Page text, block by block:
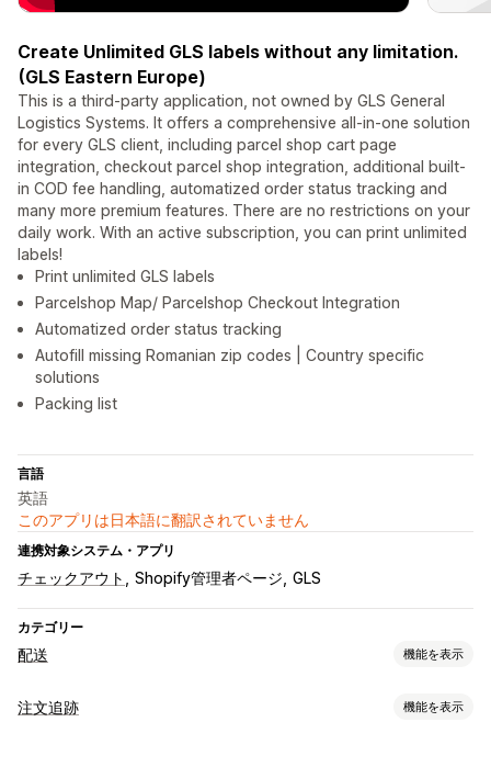
Create Unlimited GLS labels without any limitation.
(GLS Eastern Europe)
This is a third-party application, not owned by GLS General
Logistics Systems. It offers a comprehensive all-in-one solution
for every GLS client, including parcel shop cart page
integration, checkout parcel shop integration, additional built-
in COD fee handling, automatized order status tracking and
many more premium features. There are no restrictions on your
daily work. With an active subscription, you can print unlimited
labels!
Print unlimited GLS labels
Parcelshop Map/ Parcelshop Checkout Integration
Automatized order status tracking
Autofill missing Romanian zip codes | Country specific
solutions
Packing list
言語
英語
このアプリは日本語に翻訳されていません
連携対象システム・アプリ
チェックアウト Shopify管理者ページ GLS
カテゴリー
配送 機能を表示
ラベルと梱包
注文追跡 機能を表示